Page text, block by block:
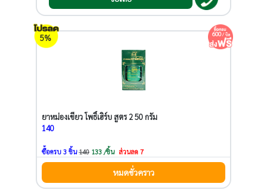
5% 600/ บิล
ยาหม่องเขียว โพธิ์เฮิร์บ สูตร 2 50 กรัม
140
ซื้อครบ 3 ชิ้น140 133 /ชิ้น ส่วนลด 7
หมดชั่วคราว